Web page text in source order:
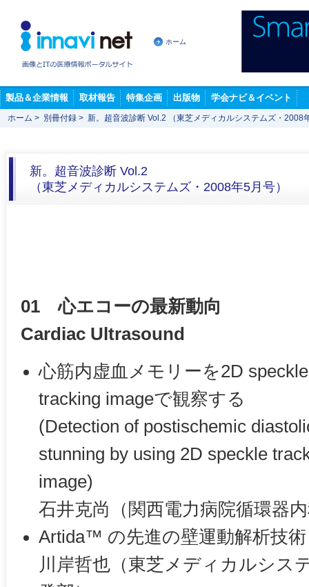
ホーム
製品＆企業情報 取材報告 特集企画 出版物 学会ナビ＆イベント
ホーム > 別冊付録 > 新。超音波診断 Vol.2 （東芝メディカルシステムズ・2008
新。超音波診断 Vol.2
（東芝メディカルシステムズ・2008年5月号）
01 心エコーの最新動向
Cardiac Ultrasound
心筋内虚血メモリーを2D speckle
tracking imageで観察する
(Detection of postischemic
stunning by using 2D speckle
image)
石井克尚（関西電力病院循環器
Artida™ の先進の壁運動解析技術
川岸哲也（東芝メディカルシス